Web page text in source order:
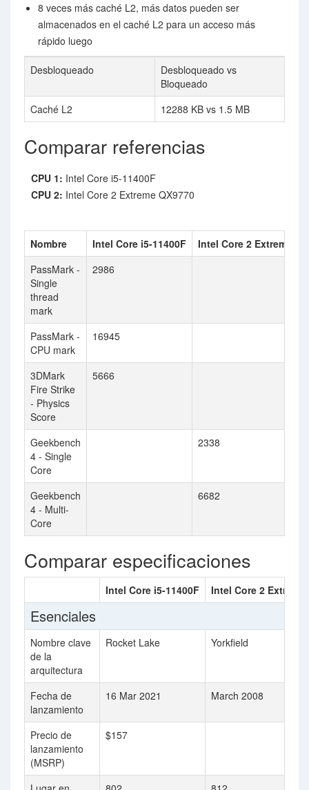
8 veces más caché L2, más datos pueden ser
almacenados en el caché L2 para un acceso más
rápido luego
Desbloqueado
Desbloqueado vs
Bloqueado
Caché L2
12288 KB vs 1.5 MB
Comparar referencias
CPU 1: Intel Core i5-11400F
CPU 2: Intel Core 2 Extreme QX9770
Nombre Intel Core i5-11400F
Intel Core 2 Extreme
PassMark -
Single
thread
mark
2986
PassMark -
CPU mark
16945
3DMark
Fire Strike
- Physics
Score
5666
Geekbench
4 - Single
Core
2338
Geekbench
4 - Multi-
Core
6682
Comparar especificaciones
Intel Core i5-11400F Intel Core 2 Extreme
Esenciales
Nombre clave
de la
arquitectura
Rocket Lake Yorkfield
Fecha de
lanzamiento
16 Mar 2021 March 2008
Precio de
lanzamiento
(MSRP)
$157